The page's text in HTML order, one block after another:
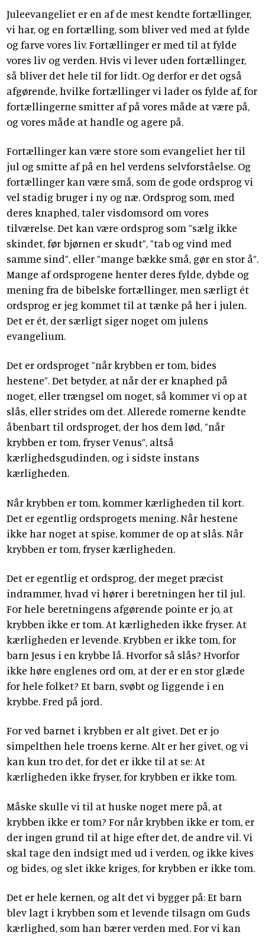
Juleevangeliet er en af de mest kendte fortællinger,
vi har, og en fortælling, som bliver ved med at fylde
og farve vores liv. Fortællinger er med til at fylde
vores liv og verden. Hvis vi lever uden fortællinger,
så bliver det hele til for lidt. Og derfor er det også
afgørende, hvilke fortællinger vi lader os fylde af, for
fortællingerne smitter af på vores måde at være på,
og vores måde at handle og agere på.
Fortællinger kan være store som evangeliet her til
jul og smitte af på en hel verdens selvforståelse. Og
fortællinger kan være små, som de gode ordsprog vi
vel stadig bruger i ny og næ. Ordsprog som, med
deres knaphed, taler visdomsord om vores
tilværelse. Det kan være ordsprog som ”sælg ikke
skindet, før bjørnen er skudt”, ”tab og vind med
samme sind”, eller ”mange bække små, gør en stor å”.
Mange af ordsprogene henter deres fylde, dybde og
mening fra de bibelske fortællinger, men særligt ét
ordsprog er jeg kommet til at tænke på her i julen.
Det er ét, der særligt siger noget om julens
evangelium.
Det er ordsproget ”når krybben er tom, bides
hestene”. Det betyder, at når der er knaphed på
noget, eller trængsel om noget, så kommer vi op at
slås, eller strides om det. Allerede romerne kendte
åbenbart til ordsproget, der hos dem lød, ”når
krybben er tom, fryser Venus”, altså
kærlighedsgudinden, og i sidste instans
kærligheden.
Når krybben er tom, kommer kærligheden til kort.
Det er egentlig ordsprogets mening. Når hestene
ikke har noget at spise, kommer de op at slås. Når
krybben er tom, fryser kærligheden.
Det er egentlig et ordsprog, der meget præcist
indrammer, hvad vi hører i beretningen her til jul.
For hele beretningens afgørende pointe er jo, at
krybben ikke er tom. At kærligheden ikke fryser. At
kærligheden er levende. Krybben er ikke tom, for
barn Jesus i en krybbe lå. Hvorfor så slås? Hvorfor
ikke høre englenes ord om, at der er en stor glæde
for hele folket? Et barn, svøbt og liggende i en
krybbe. Fred på jord.
For ved barnet i krybben er alt givet. Det er jo
simpelthen hele troens kerne. Alt er her givet, og vi
kan kun tro det, for det er ikke til at se: At
kærligheden ikke fryser, for krybben er ikke tom.
Måske skulle vi til at huske noget mere på, at
krybben ikke er tom? For når krybben ikke er tom, er
der ingen grund til at hige efter det, de andre vil. Vi
skal tage den indsigt med ud i verden, og ikke kives
og bides, og slet ikke kriges, for krybben er ikke tom.
Det er hele kernen, og alt det vi bygger på: Et barn
blev lagt i krybben som et levende tilsagn om Guds
kærlighed, som han bærer verden med. For vi kan